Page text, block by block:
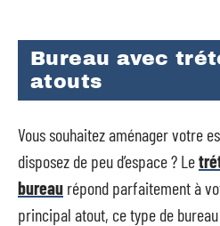
Bureau avec
atouts
Vous souhaitez aménager votre
disposez de peu d’espace ? Le
bureau répond parfaitement à
principal atout, ce type de